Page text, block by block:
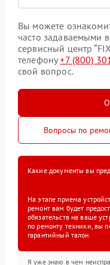
Вы можете
часто задаваемыми
сервисный центр
телефону+7 (800)
свой вопрос.
Вопросы по
Какие документы вы
На этапе приема
ремонт вам будет
обязательств на ваше
по ремонту техники, вы
гарантийный талон.
Я уже знаю в чем